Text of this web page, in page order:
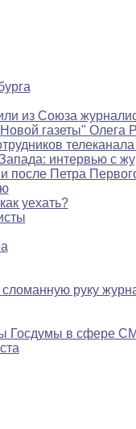
из Союза
газеты" Олега
интервью с
после Петра
уехать?
сломанную руку
Госдумы в сфере